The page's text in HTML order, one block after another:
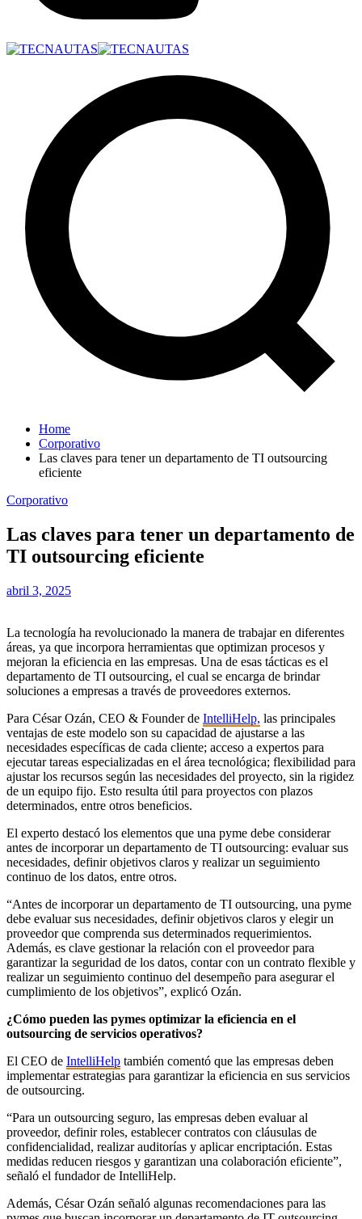
Home
Corporativo
Las claves para tener un departamento de TI outsourcing
eficiente
Corporativo
Las claves para tener un departamento de
TI outsourcing eficiente
abril 3, 2025
La tecnología ha revolucionado la manera de trabajar en diferentes
áreas, ya que incorpora herramientas que optimizan procesos y
mejoran la eficiencia en las empresas. Una de esas tácticas es el
departamento de TI outsourcing, el cual se encarga de brindar
soluciones a empresas a través de proveedores externos.
Para César Ozán, CEO & Founder de IntelliHelp, las principales
ventajas de este modelo son su capacidad de ajustarse a las
necesidades específicas de cada cliente; acceso a expertos para
ejecutar tareas especializadas en el área tecnológica; flexibilidad para
ajustar los recursos según las necesidades del proyecto, sin la rigidez
de un equipo fijo. Esto resulta útil para proyectos con plazos
determinados, entre otros beneficios.
El experto destacó los elementos que una pyme debe considerar
antes de incorporar un departamento de TI outsourcing: evaluar sus
necesidades, definir objetivos claros y realizar un seguimiento
continuo de los datos, entre otros.
“Antes de incorporar un departamento de TI outsourcing, una pyme
debe evaluar sus necesidades, definir objetivos claros y elegir un
proveedor que comprenda sus determinados requerimientos.
Además, es clave gestionar la relación con el proveedor para
garantizar la seguridad de los datos, contar con un contrato flexible y
realizar un seguimiento continuo del desempeño para asegurar el
cumplimiento de los objetivos”, explicó Ozán.
¿Cómo pueden las pymes optimizar la eficiencia en el
outsourcing de servicios operativos?
El CEO de IntelliHelp también comentó que las empresas deben
implementar estrategias para garantizar la eficiencia en sus servicios
de outsourcing.
“Para un outsourcing seguro, las empresas deben evaluar al
proveedor, definir roles, establecer contratos con cláusulas de
confidencialidad, realizar auditorías y aplicar encriptación. Estas
medidas reducen riesgos y garantizan una colaboración eficiente”,
señaló el fundador de IntelliHelp.
Además, César Ozán señaló algunas recomendaciones para las